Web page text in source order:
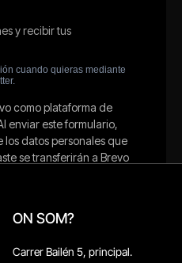
ON SOM?
Carrer Bailén 5, principal.